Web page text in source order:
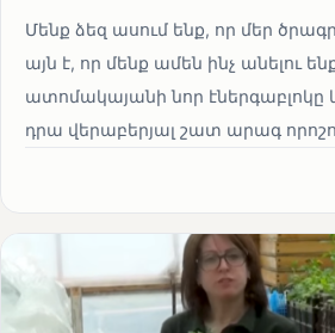
Մենք ձեզ ասում ենք, որ մեր
այն է, որ մենք ամեն ինչ անելու
ատոմակայանի նոր էներգաբլոկը
դրա վերաբերյալ շատ արագ